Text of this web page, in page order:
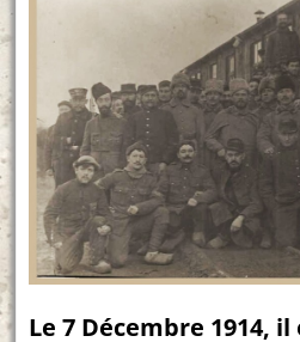
Le 7 Décembre 1914,